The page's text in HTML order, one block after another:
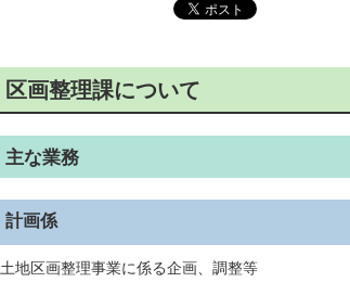
区画整理課について
主な業務
計画係
土地区画整理事業に係る企画、調整等